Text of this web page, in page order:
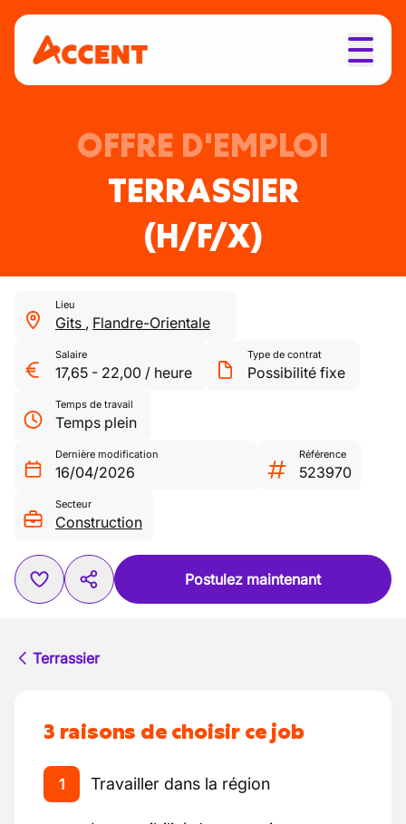
OFFRE D'EMPLOI
TERRASSIER
(H/F/X)
Lieu
Gits , Flandre-Orientale
Salaire
17,65 - 22,00 / heure
Type de contrat
Possibilité fixe
Temps de travail
Temps plein
Dernière modification
16/04/2026
Référence
523970
Secteur
Construction
Postulez maintenant
Terrassier
3 raisons de choisir ce job
1 Travailler dans la région